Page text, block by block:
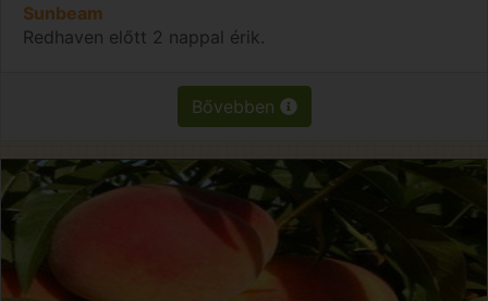
Sunbeam
Redhaven előtt 2 nappal érik.
Bővebben